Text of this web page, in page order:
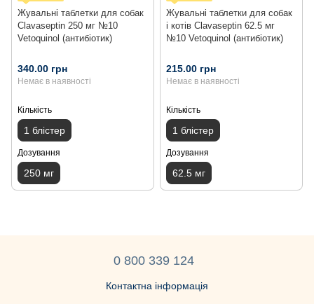
Жувальні таблетки для собак
Clavaseptin 250 мг №10
Vetoquinol (антибіотик)
340.00 грн
Немає в наявності
Кількість
1 блістер
Дозування
250 мг
Жувальні таблетки для собак
і котів Clavaseptin 62.5 мг
№10 Vetoquinol (антибіотик)
215.00 грн
Немає в наявності
Кількість
1 блістер
Дозування
62.5 мг
0 800 339 124
Контактна інформація